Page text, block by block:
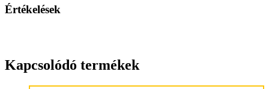
Értékelések
Kapcsolódó termékek